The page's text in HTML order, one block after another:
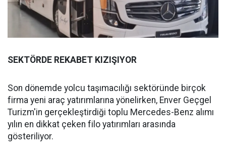
SEKTÖRDE REKABET KIZIŞIYOR
Son dönemde yolcu taşımacılığı sektöründe birçok
firma yeni araç yatırımlarına yönelirken, Enver Geçgel
Turizm'in gerçekleştirdiği toplu Mercedes-Benz alımı
yılın en dikkat çeken filo yatırımları arasında
gösteriliyor.